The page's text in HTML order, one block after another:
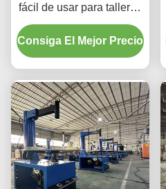
fácil de usar para talleres
y garajes de reparación
de automóviles
Certificado CE y fácil de
Consiga El Mejor Precio